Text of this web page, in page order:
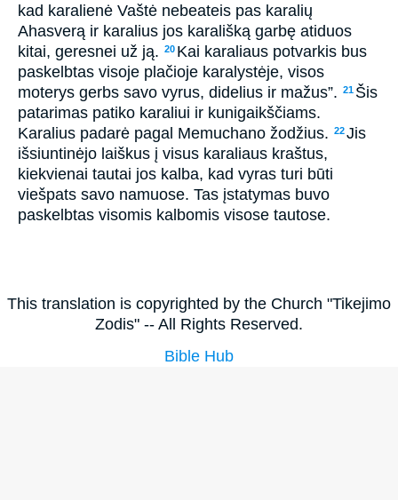
kad karalienė Vaštė nebeateis pas karalių
Ahasverą ir karalius jos karališką garbę atiduos
kitai, geresnei už ją. 20 Kai karaliaus potvarkis bus
paskelbtas visoje plačioje karalystėje, visos
moterys gerbs savo vyrus, didelius ir mažus”. 21 Šis
patarimas patiko karaliui ir kunigaikščiams.
Karalius padarė pagal Memuchano žodžius. 22Jis
išsiuntinėjo laiškus į visus karaliaus kraštus,
kiekvienai tautai jos kalba, kad vyras turi būti
viešpats savo namuose. Tas įstatymas buvo
paskelbtas visomis kalbomis visose tautose.
This translation is copyrighted by the Church "Tikejimo
Zodis" -- All Rights Reserved.
Bible Hub